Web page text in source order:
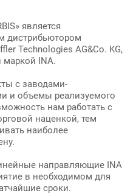
является
дистрибьютором
Technologies AG&Co. KG,
маркой INA.
с заводами-
и объемы реализуемого
нам работать с
наценкой, тем
наиболее
направляющие INA
в необходимом для
сроки.